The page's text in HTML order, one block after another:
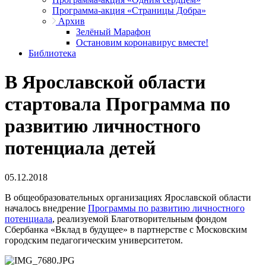
Программа-акция «Страницы Добра»
Архив
Зелёный Марафон
Остановим коронавирус вместе!
Библиотека
В Ярославской области
стартовала Программа по
развитию личностного
потенциала детей
05.12.2018
В общеобразовательных организациях Ярославской области
началось внедрение Программы по развитию личностного
потенциала, реализуемой Благотворительным фондом
Сбербанка «Вклад в будущее» в партнерстве с Московским
городским педагогическим университетом.